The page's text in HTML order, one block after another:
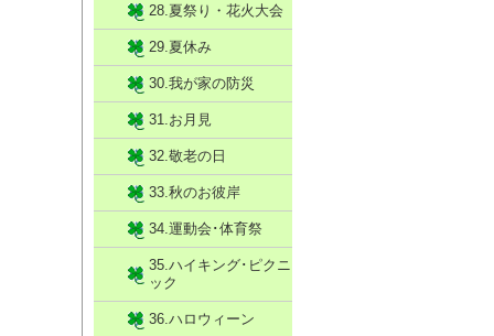
28.夏祭り・花火大会
29.夏休み
30.我が家の防災
31.お月見
32.敬老の日
33.秋のお彼岸
34.運動会･体育祭
35.ハイキング･ピクニ
ック
36.ハロウィーン